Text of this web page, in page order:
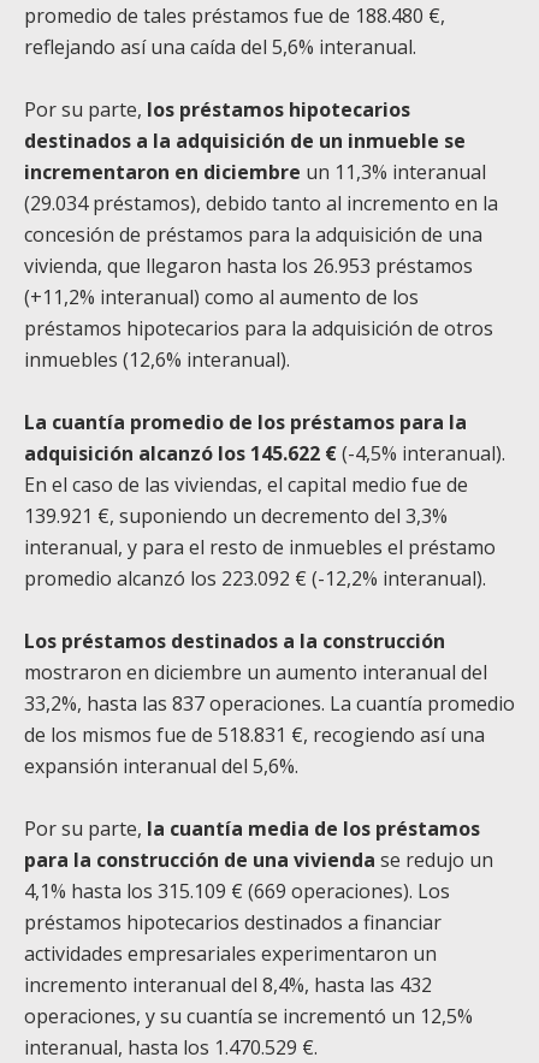
promedio de tales préstamos fue de 188.480 €,
reflejando así una caída del 5,6% interanual.
Por su parte, los préstamos hipotecarios
destinados a la adquisición de un inmueble se
incrementaron en diciembre un 11,3% interanual
(29.034 préstamos), debido tanto al incremento en la
concesión de préstamos para la adquisición de una
vivienda, que llegaron hasta los 26.953 préstamos
(+11,2% interanual) como al aumento de los
préstamos hipotecarios para la adquisición de otros
inmuebles (12,6% interanual).
La cuantía promedio de los préstamos para la
adquisición alcanzó los 145.622 €(-4,5% interanual).
En el caso de las viviendas, el capital medio fue de
139.921 €, suponiendo un decremento del 3,3%
interanual, y para el resto de inmuebles el préstamo
promedio alcanzó los 223.092 € (-12,2% interanual).
Los préstamos destinados a la construcción
mostraron en diciembre un aumento interanual del
33,2%, hasta las 837 operaciones. La cuantía promedio
de los mismos fue de 518.831 €, recogiendo así una
expansión interanual del 5,6%.
Por su parte, la cuantía media de los préstamos
para la construcción de una vivienda se redujo un
4,1% hasta los 315.109 € (669 operaciones). Los
préstamos hipotecarios destinados a financiar
actividades empresariales experimentaron un
incremento interanual del 8,4%, hasta las 432
operaciones, y su cuantía se incrementó un 12,5%
interanual, hasta los 1.470.529 €.